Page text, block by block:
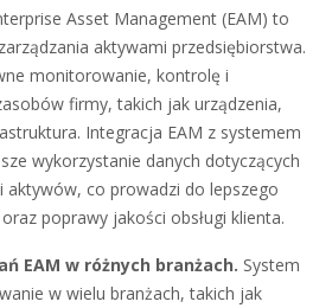
Asset Management (EAM) to
aktywami przedsiębiorstwa.
monitorowanie, kontrolę i
firmy, takich jak urządzenia,
Integracja EAM z systemem
wykorzystanie danych dotyczących
aktywów, co prowadzi do lepszego
poprawy jakości obsługi klienta.
EAM w różnych branżach. System
w wielu branżach, takich jak